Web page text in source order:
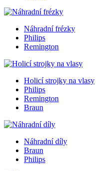
Náhradní frézky
Philips
Remington
Holicí strojky na vlasy
Philips
Remington
Braun
Náhradní díly
Braun
Philips